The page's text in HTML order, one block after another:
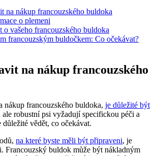
na nákup francouzského buldoka
o plemeni
o vašeho francouzského buldoka
francouzským buldočkem: Co očekávat?
na nákup francouzského
nákup francouzského buldoka, je důležité být
ale robustní psi vyžadují specifickou péči a
vědět, co očekávat.
na které byste měli být připraveni, je
Francouzský buldok může být nákladným